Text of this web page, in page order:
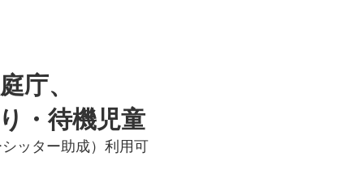
庁、
・待機児童
シッター助成）利用可